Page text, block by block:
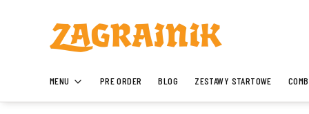
MENU PRE ORDER BLOG ZESTAWY STARTOWE